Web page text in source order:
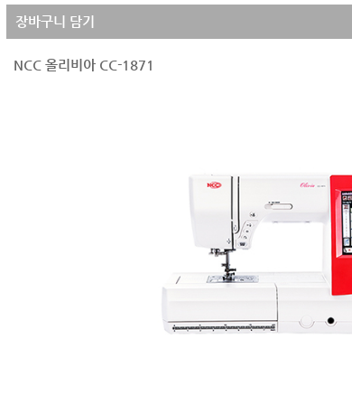
장바구니 담기
NCC 올리비아 CC-1871